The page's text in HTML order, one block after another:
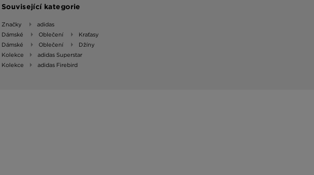
Související kategorie
Značky
adidas
Dámské
Oblečení
Kraťasy
Dámské
Oblečení
Džíny
Kolekce
adidas Superstar
Kolekce
adidas Firebird